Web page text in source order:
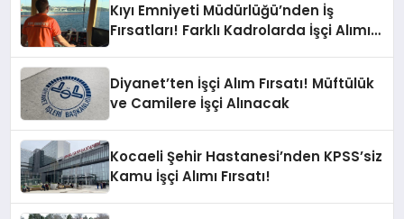
Kıyı Emniyeti Müdürlüğü’nden İş
Fırsatları! Farklı Kadrolarda İşçi Alımı
Diyanet’ten İşçi Alım Fırsatı! Müftülük
ve Camilere İşçi Alınacak
Kocaeli Şehir Hastanesi’nden KPSS’siz
Kamu İşçi Alımı Fırsatı!